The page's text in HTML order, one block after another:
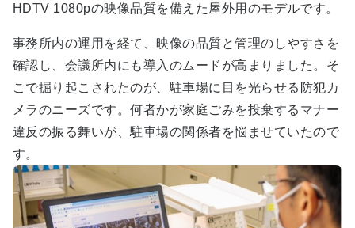
HDTV 1080pの映像品質を備えた屋外用のモデルです。
事務所内の運用を経て、映像の品質と管理のしやすさを
確認し、会議所内にも導入のムードが高まりました。そ
こで掘り起こされたのが、駐車場に目を光らせる防犯カ
メラのニーズです。何者かが家庭ごみを投棄するマナー
違反の振る舞いが、駐車場の関係者を悩ませていたので
す。